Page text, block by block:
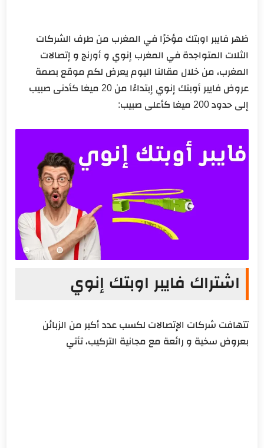
ظهر فايبر اوبتك مؤخرًا في المغرب من طرف الشركات
الثلات المتواجدة في المغرب إنوي و أورنج و إتصالات
المغرب، من خلال مقالنا اليوم يعرض لكم موقع بصمة
عروض فايبر أوبتك إنوي إبتداءًا من 20 ميغا كأدنى صبيب
إلى حدود 200 ميغا كأعلى صبيب:
اشتراك فايبر اوبتك إنوي
تتهافت شركات الإتصالات لكسب عدد أكبر من الزبائن
بعروض سخية و رائعة مع مجانية التركيب، تأتي